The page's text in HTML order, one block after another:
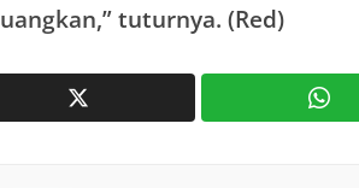
tuturnya. (Red)